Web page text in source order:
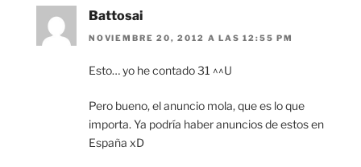
Battosai
NOVIEMBRE 20, 2012 A LAS 12:55 PM
Esto… yo he contado 31 ^^U
Pero bueno, el anuncio mola, que es lo que
importa. Ya podría haber anuncios de estos en
España xD